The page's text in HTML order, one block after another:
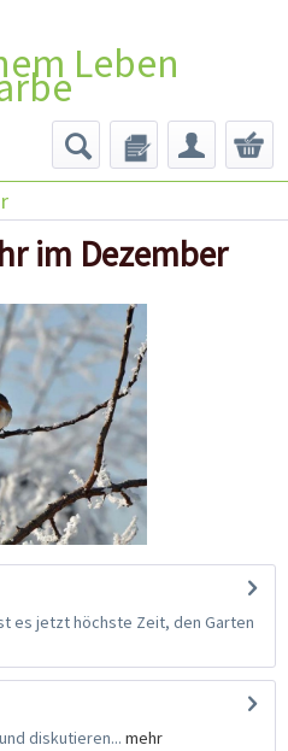
Leben
im Dezember
es jetzt höchste Zeit, den Garten
diskutieren... mehr